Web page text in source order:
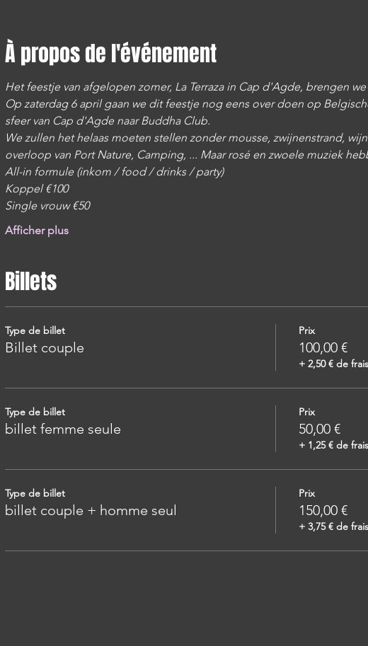
À propos de l'événement
Het feestje van afgelopen zomer, La Terraza in Cap d'Agde, brengen
Op zaterdag 6 april gaan we dit feestje nog eens over doen op
sfeer van Cap d'Agde naar Buddha Club.
We zullen het helaas moeten stellen zonder mousse, zwijnenstrand,
overloop van Port Nature, Camping, ... Maar rosé en zwoele muziek
All-in formule (inkom / food / drinks / party)
Koppel €100
Single vrouw €50
Afficher plus
Billets
Type de billet
Billet couple
Prix
100,00 €
+ 2,50 € de
Type de billet
billet femme seule
Prix
50,00 €
+ 1,25 € de
Type de billet
billet couple + homme seul
Prix
150,00 €
+ 3,75 € de